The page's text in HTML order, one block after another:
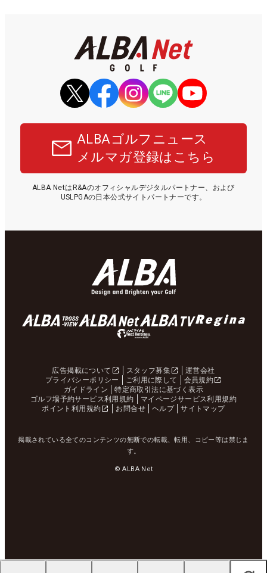
ALBAゴルフニュース
メルマガ登録はこちら
ALBA NetはR&Aのオフィシャルデジタルパートナー、および
USLPGAの日本公式サイトパートナーです。
広告掲載について スタッフ募集
運営会社
プライバシーポリシー
ご利用に際して
会員規約
ガイドライン
特定商取引法に基づく表示
ゴルフ場予約サービス利用規約
マイページサービス利用規約
ポイント利用規約
お問合せ ヘルプ サイトマップ
掲載されている全てのコンテンツの無断での転載、転用、コピー等は禁じま
す。
© ALBA Net